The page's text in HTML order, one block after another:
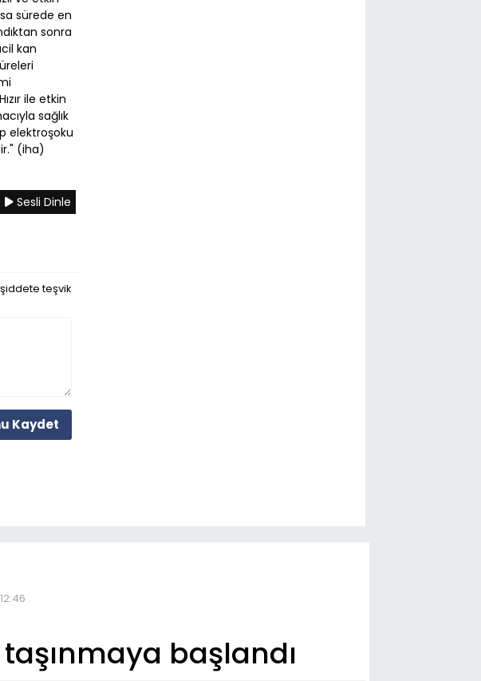
sürede en
sonra
kan
ile etkin
sağlık
elektroşoku
(iha)
Sesli Dinle
teşvik
Kaydet
başlandı